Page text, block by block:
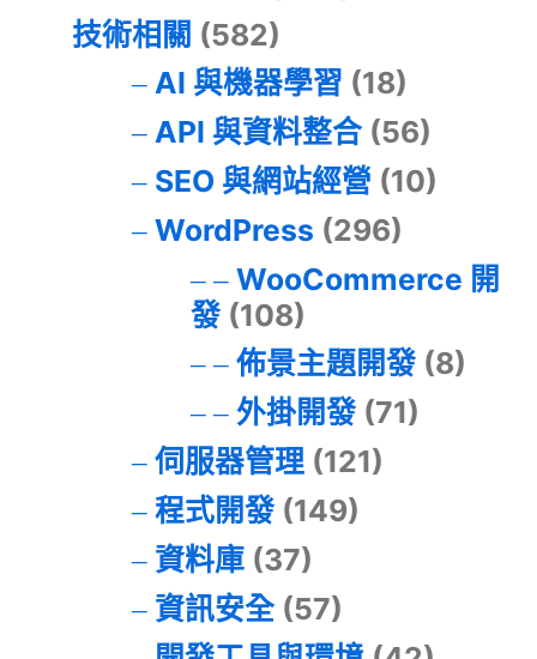
技術相關 (582)
AI 與機器學習 (18)
API 與資料整合(56)
SEO 與網站經營 (10)
WordPress (296)
WooCommerce 開
發(108)
佈景主題開發(8)
外掛開發(71)
伺服器管理(121)
程式開發(149)
資料庫(37)
資訊安全(57)